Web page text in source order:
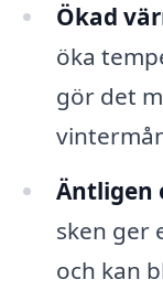
Ökad
öka
gör det
Äntligen
sken ger
och kan